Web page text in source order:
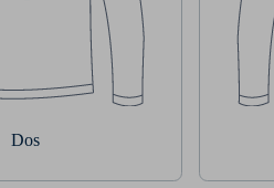
Dos